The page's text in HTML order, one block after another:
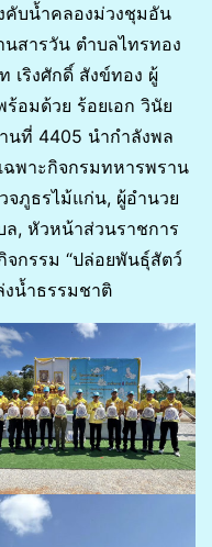
บน้ำคลองม่วงชุมอัน
สารวัน ตำบลไทรทอง
เริงศักดิ์ สังข์ทอง ผู้
อมด้วย ร้อยเอก วินัย
นที่ 4405 นำกำลังพล
ฉพาะกิจกรมทหารพราน
จภูธรไม้แก่น, ผู้อำนวย
ล, หัวหน้าส่วนราชการ
กรรม “ปล่อยพันธุ์สัตว์
งน้ำธรรมชาติ